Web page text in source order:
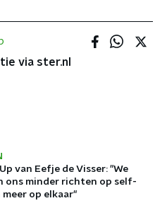
via ster.nl
van Eefje de Visser: "We
ons minder richten op self-
meer op elkaar"